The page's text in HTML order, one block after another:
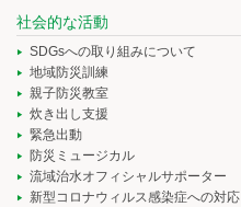
社会的な活動
SDGsへの取り組みについて
地域防災訓練
親子防災教室
炊き出し支援
緊急出動
防災ミュージカル
流域治水オフィシャルサポーター
新型コロナウィルス感染症への対応